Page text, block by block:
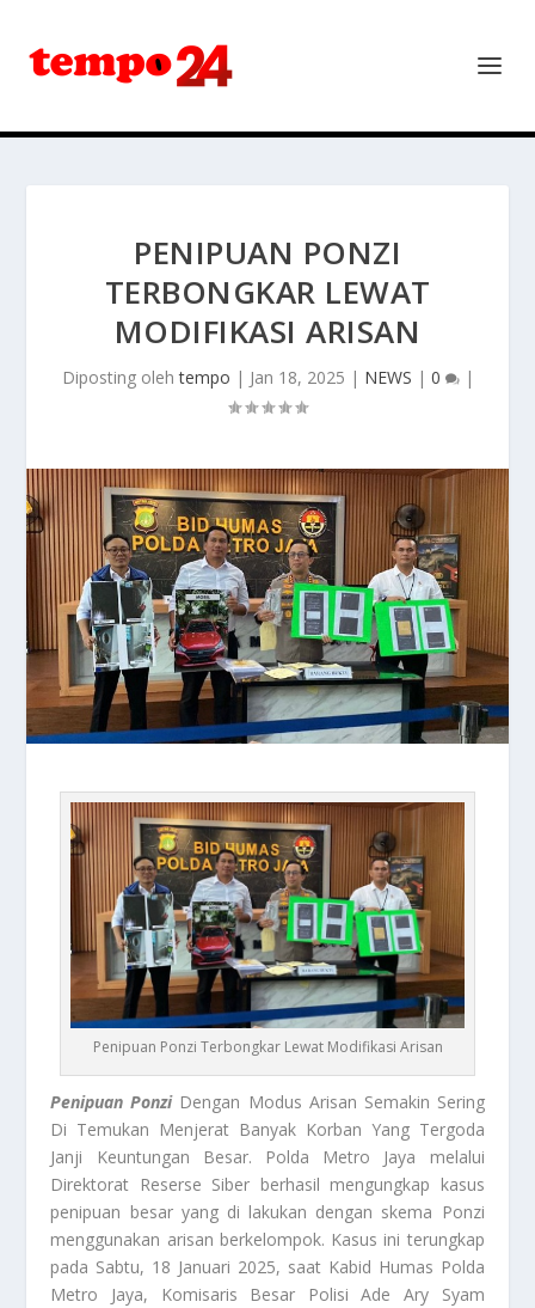
PENIPUAN PONZI
TERBONGKAR LEWAT
MODIFIKASI ARISAN
Diposting olehtempo | Jan 18, 2025 | NEWS | 0 |
Penipuan Ponzi Terbongkar Lewat Modifikasi Arisan
Penipuan PonziDengan Modus Arisan Semakin Sering
Di Temukan Menjerat Banyak Korban Yang Tergoda
Janji Keuntungan Besar. Polda Metro Jaya melalui
Direktorat Reserse Siber berhasil mengungkap kasus
penipuan besar yang di lakukan dengan skema Ponzi
menggunakan arisan berkelompok. Kasus ini terungkap
pada Sabtu, 18 Januari 2025, saat Kabid Humas Polda
Metro Jaya, Komisaris Besar Polisi Ade Ary Syam